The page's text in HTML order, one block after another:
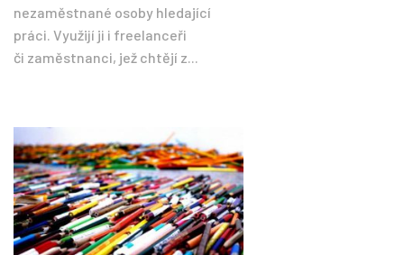
nezaměstnané osoby hledající
práci. Využijí ji i freelanceři
či zaměstnanci, jež chtějí z...